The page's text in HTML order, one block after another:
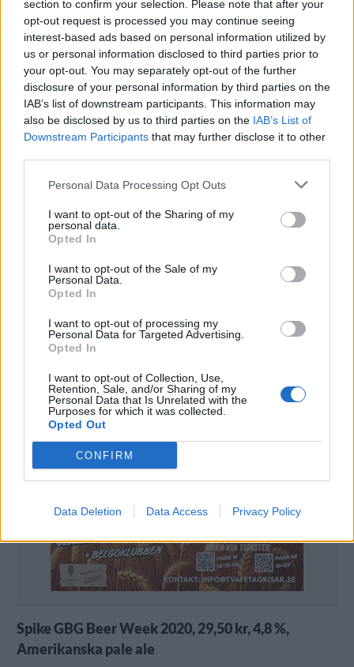
section to confirm your selection. Please note that after your
opt-out request is processed you may continue seeing
interest-based ads based on personal information utilized by
us or personal information disclosed to third parties prior to
your opt-out. You may separately opt-out of the further
disclosure of your personal information by third parties on the
IAB’s list of downstream participants. This information may
also be disclosed by us to third parties on the IAB’s List of
Downstream Participants that may further disclose it to other
Personal Data Processing Opt Outs
I want to opt-out of the Sharing of my
personal data.
Opted In
I want to opt-out of the Sale of my
Personal Data.
Opted In
I want to opt-out of processing my
Personal Data for Targeted Advertising.
Opted In
I want to opt-out of Collection, Use,
Retention, Sale, and/or Sharing of my
Personal Data that Is Unrelated with the
Purposes for which it was collected.
Opted Out
CONFIRM
Data Deletion Data Access Privacy Policy
Dugges 15 Sour, 330 ml, 40,00 kr, 5,0 %, Övrig syrlig
öl
Ett av Dugges tre jubileumsöl och det här är gjort
med 15 olika frukter och bär. Det smakar en del
vinbär, annans och mango och blir ett friskt syrligt öl
som med säkerhet kommer att sälja bra under våren.
De La Senne Brussels Calling, 330 ml, 35,90 kr, 6,5
Frisk belgare med citrus, jästtoner och en lätt
vetetoner och en mjuk och behaglig avslutning där
citrusfrukten gör störst avtryck. Mycket god.
Spike GBG Beer Week 2020, 29,50 kr, 4,8 %,
Amerikanska pale ale